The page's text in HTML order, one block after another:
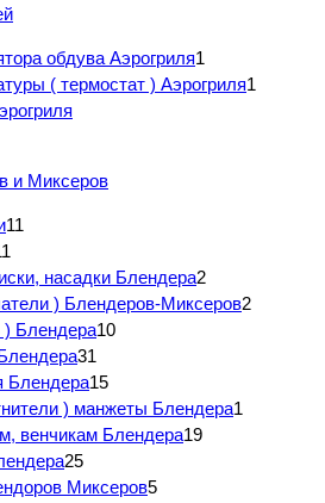
обдува Аэрогриля1
( термостат ) Аэрогриля1
и Миксеров
11
насадки Блендера2
) Блендеров-Миксеров2
) Блендера10
31
Блендера15
) манжеты Блендера1
венчикам Блендера19
25
Миксеров5